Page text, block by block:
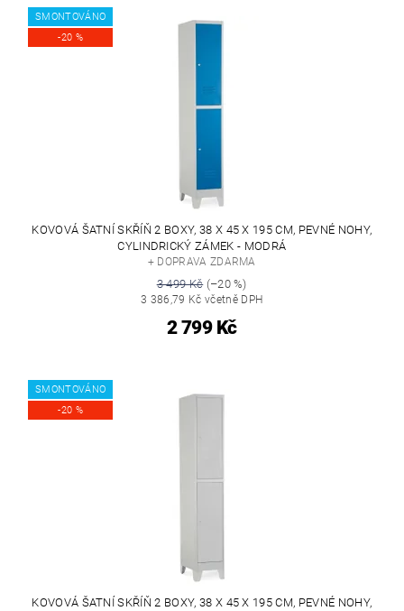
SMONTOVÁNO
-20 %
KOVOVÁ ŠATNÍ SKŘÍŇ 2 BOXY, 38 X 45 X 195 CM, PEVNÉ NOHY,
CYLINDRICKÝ ZÁMEK - MODRÁ
+ DOPRAVA ZDARMA
3 499 Kč(–20 %)
3 386,79 Kč včetně DPH
2 799 Kč
SMONTOVÁNO
-20 %
KOVOVÁ ŠATNÍ SKŘÍŇ 2 BOXY, 38 X 45 X 195 CM, PEVNÉ NOHY,